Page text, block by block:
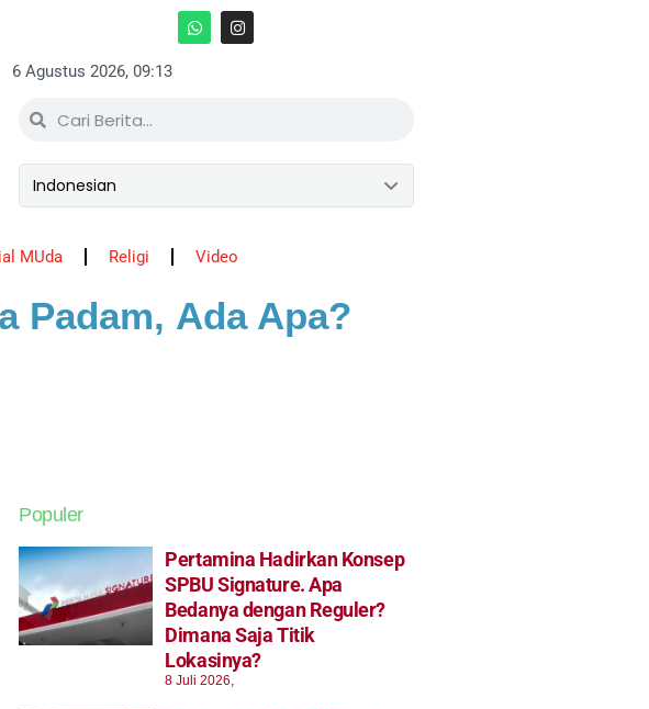
6 Agustus 2026, 09:13
MUda Religi Video
Padam, Ada Apa?
Populer
Pertamina Hadirkan Konsep
SPBU Signature. Apa
Bedanya dengan Reguler?
Dimana Saja Titik
Lokasinya?
8 Juli 2026,